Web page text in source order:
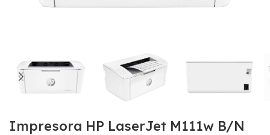
Impresora HP LaserJet M111w B/N